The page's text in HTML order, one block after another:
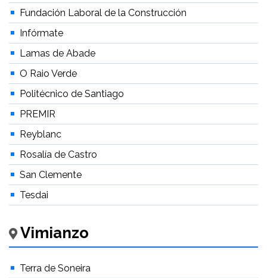
Fundación Laboral de la Construcción
Infórmate
Lamas de Abade
O Raio Verde
Politécnico de Santiago
PREMIR
Reyblanc
Rosalía de Castro
San Clemente
Tesdai
Vimianzo
Terra de Soneira